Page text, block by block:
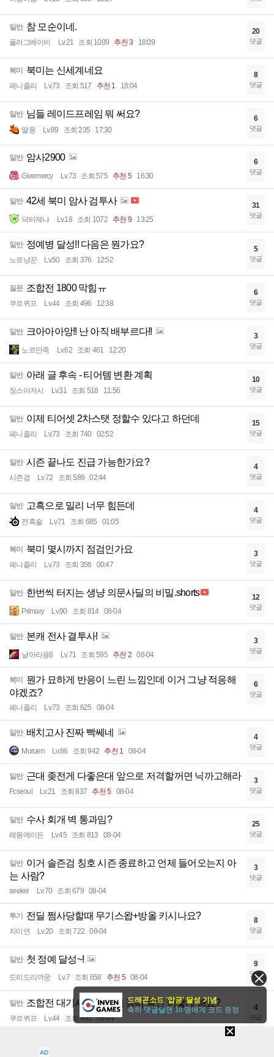
일반 참 모순이네.
플러그베이비 Lv.21 조회 1089 추천 3 18:09
20
댓글
북미 북미는 신세계네요
페니졸리 Lv.73 조회 517 추천 1 18:04
8
댓글
일반 님들 레이드프레임 뭐 써요?
딸몽 Lv.89 조회 235 17:30
6
댓글
일반 암사2900
Givemercy Lv.73 조회 575 추천 5 16:30
6
댓글
일반 42세 북미 암사 검투사
닥터제냐 Lv.18 조회 1072 추천 9 13:25
31
댓글
일반 정예병 달성!! 다음은 뭔가요?
노르냥꾼 Lv.50 조회 376 12:52
5
댓글
질문 조합전 1800 막힘ㅠ
쿠르퀴프 Lv.44 조회 496 12:38
6
댓글
일반 크아아아앙!! 난 아직 배부르다!!
노르만족 Lv.62 조회 461 12:20
3
댓글
일반 아래 글 후속 - 티어템 변환 계획
징스아저시 Lv.31 조회 518 11:56
10
댓글
일반 이제 티어셋 2차스탯 정할수 있다고 하던데
페니졸리 Lv.73 조회 740 02:52
15
댓글
일반 시즌 끝나도 진급 가능한가요?
시즌검 Lv.72 조회 589 02:44
4
댓글
일반 고흑으로 밀리 너무 힘든데
전흑술 Lv.71 조회 685 01:05
4
댓글
북미 북미 몇시까지 점검인가요
페니졸리 Lv.73 조회 356 00:47
3
댓글
일반 한번씩 터지는 생냥 의문사딜의 비밀.shorts
Primary Lv.90 조회 814 08-04
12
댓글
일반 본캐 전사 결투사!
날아라용8 Lv.71 조회 595 추천 2 08-04
3
댓글
북미
뭔가 묘하게 반응이 느린 느낌인데 이거 그냥 적응해
야겠죠?
페니졸리 Lv.73 조회 625 08-04
6
댓글
일반 배치고사 진짜 빡쎄네
Muruen Lv.86 조회 942 추천 1 08-04
4
댓글
일반 근대 좆전게 다좋은대 앞으로 저격할꺼면 닉까고해라
Fcseoul Lv.21 조회 837 추천 5 08-04
3
댓글
일반 수사 회개 벽 통과임?
레몽에이든 Lv.45 조회 813 08-04
25
댓글
일반 이거 솔즌검 칭호 시즌 종료하고 언제 들어오는지 아
는 사람?
seeker Lv.70 조회 679 08-04
3
댓글
투기 전딜 쩜사당할때 무기스왑+방올 키시나요?
자미연 Lv.20 조회 722 08-04
8
댓글
일반 첫 정예 달성~!
도리도리꺄꿍 Lv.7 조회 658 추천 5 08-04
9
댓글
일반 조합전 대기시간에 상대 장비 확인 어떻게 해요?
쿠르퀴프 Lv.44 조회 490 08-04
4
댓글
AD
드래곤소드 '압긍' 달성 기념
축하 댓글달면 10 명에게 코드 증정